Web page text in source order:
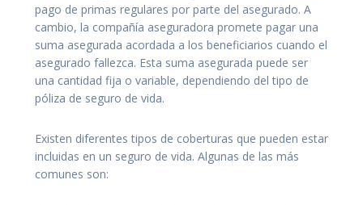
pago de primas regulares por parte del asegurado. A
cambio, la compañía aseguradora promete pagar una
suma asegurada acordada a los beneficiarios cuando el
asegurado fallezca. Esta suma asegurada puede ser
una cantidad fija o variable, dependiendo del tipo de
póliza de seguro de vida.
Existen diferentes tipos de coberturas que pueden estar
incluidas en un seguro de vida. Algunas de las más
comunes son: